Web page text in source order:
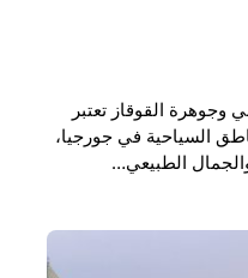
القوقاز تعتبر
السياحية في جورجيا،
الطبيعي…